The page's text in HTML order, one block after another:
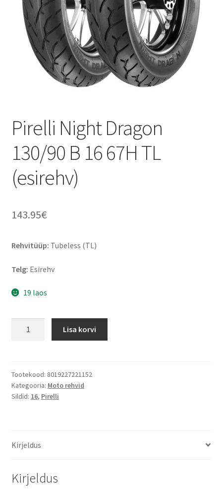
Pirelli Night Dragon
130/90 B 16 67H TL
(esirehv)
143.95€
Rehvitüüp: Tubeless (TL)
Telg: Esirehv
19 laos
B
16
67H
Lisa korvi
Tootekood: 8019227221152
Kategooria: Moto rehvid
Sildid: 16, Pirelli
Kirjeldus
Kirjeldus